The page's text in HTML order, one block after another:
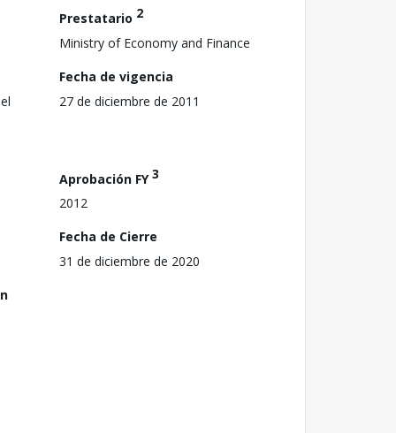
Prestatario 2
Ministry of Economy and Finance
Fecha de vigencia
27 de diciembre de 2011
Aprobación FY3
2012
Fecha de Cierre
31 de diciembre de 2020